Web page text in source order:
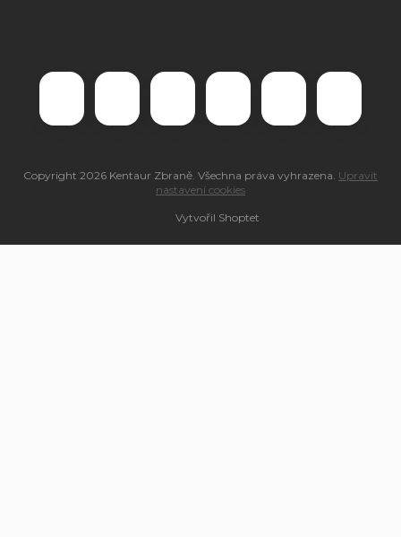
Vytvořil Shoptet
Copyright 2026 Kentaur Zbraně . Všechna práva vyhrazena. Upravit
nastavení cookies